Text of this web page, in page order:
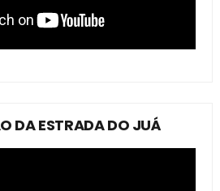
DA ESTRADA DO JUÁ